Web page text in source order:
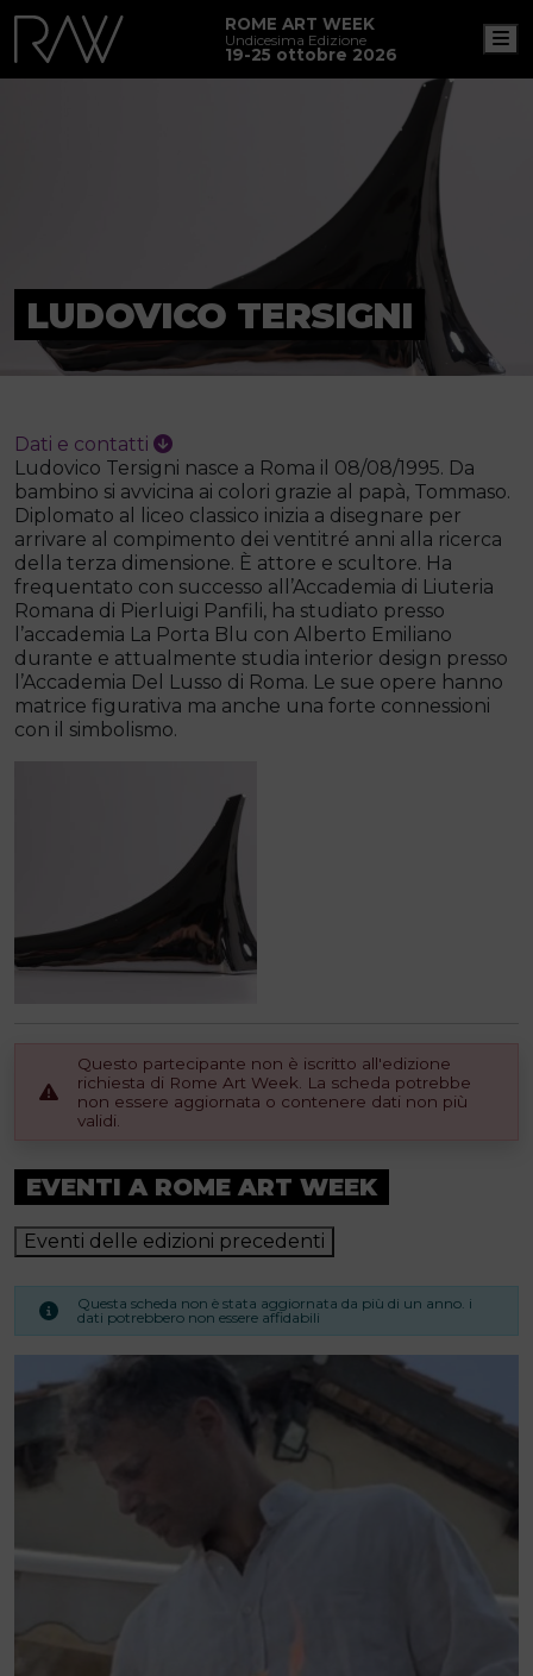
ROME ART WEEK
Undicesima Edizione
19-25 ottobre 2026
LUDOVICO TERSIGNI
Dati e contatti
Ludovico Tersigni nasce a Roma il 08/08/1995. Da
bambino si avvicina ai colori grazie al papà, Tommaso.
Diplomato al liceo classico inizia a disegnare per
arrivare al compimento dei ventitré anni alla ricerca
della terza dimensione. È attore e scultore. Ha
frequentato con successo all’Accademia di Liuteria
Romana di Pierluigi Panfili, ha studiato presso
l’accademia La Porta Blu con Alberto Emiliano
durante e attualmente studia interior design presso
l’Accademia Del Lusso di Roma. Le sue opere hanno
matrice figurativa ma anche una forte connessioni
con il simbolismo.
Questo partecipante non è iscritto all'edizione
richiesta di Rome Art Week. La scheda potrebbe
non essere aggiornata o contenere dati non più
validi.
EVENTI A ROME ART WEEK
Eventi delle edizioni precedenti
Questa scheda non è stata aggiornata da più di un anno. i
dati potrebbero non essere affidabili